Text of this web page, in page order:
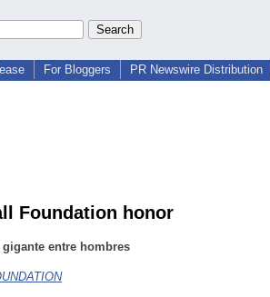
For Bloggers PR Newswire Distribution
Foundation honor
entre hombres